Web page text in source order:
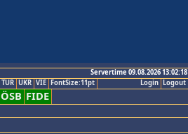
Servertime 09.08.2026 13:02:18
Logout
Login
TUR UKR VIE FontSize:11pt
ÖSB FIDE